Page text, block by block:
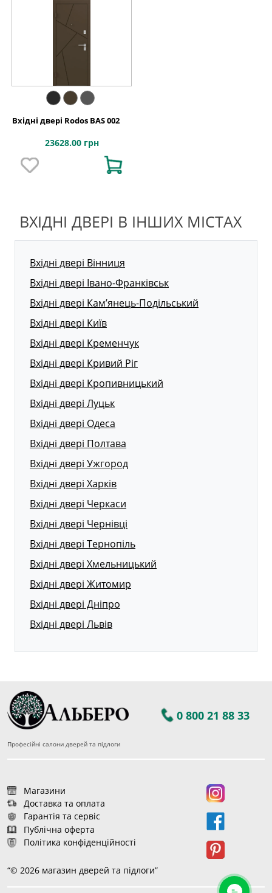
Вхідні двері Rodos BAS 002
23628.00 грн
ВХІДНІ ДВЕРІ В ІНШИХ МІСТАХ
Вхідні двері Вінниця
Вхідні двері Івано-Франківськ
Вхідні двері Кам’янець-Подільський
Вхідні двері Київ
Вхідні двері Кременчук
Вхідні двері Кривий Ріг
Вхідні двері Кропивницький
Вхідні двері Луцьк
Вхідні двері Одеса
Вхідні двері Полтава
Вхідні двері Ужгород
Вхідні двері Харків
Вхідні двері Черкаси
Вхідні двері Чернівці
Вхідні двері Тернопіль
Вхідні двері Хмельницький
Вхідні двері Житомир
Вхідні двері Дніпро
Вхідні двері Львів
0 800 21 88 33
Професійні салони дверей та підлоги
Магазини
Доставка та оплата
Гарантія та сервіс
Публічна оферта
Політика конфіденційності
“© 2026 магазин дверей та підлоги”